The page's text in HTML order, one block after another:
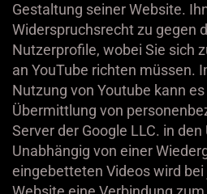
Gestaltung seiner Website.
Widerspruchsrecht zu gegen
Nutzerprofile, wobei Sie sich
an YouTube richten müssen.
Nutzung von Youtube kann
Übermittlung von
Server der Google LLC. in
Unabhängig von einer
eingebetteten Videos wird